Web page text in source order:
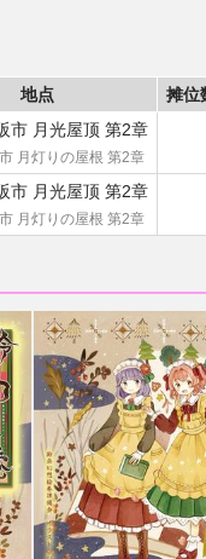
地点 摊位
市 月光屋顶 第2章
月灯りの屋根 第2章
市 月光屋顶 第2章
月灯りの屋根 第2章